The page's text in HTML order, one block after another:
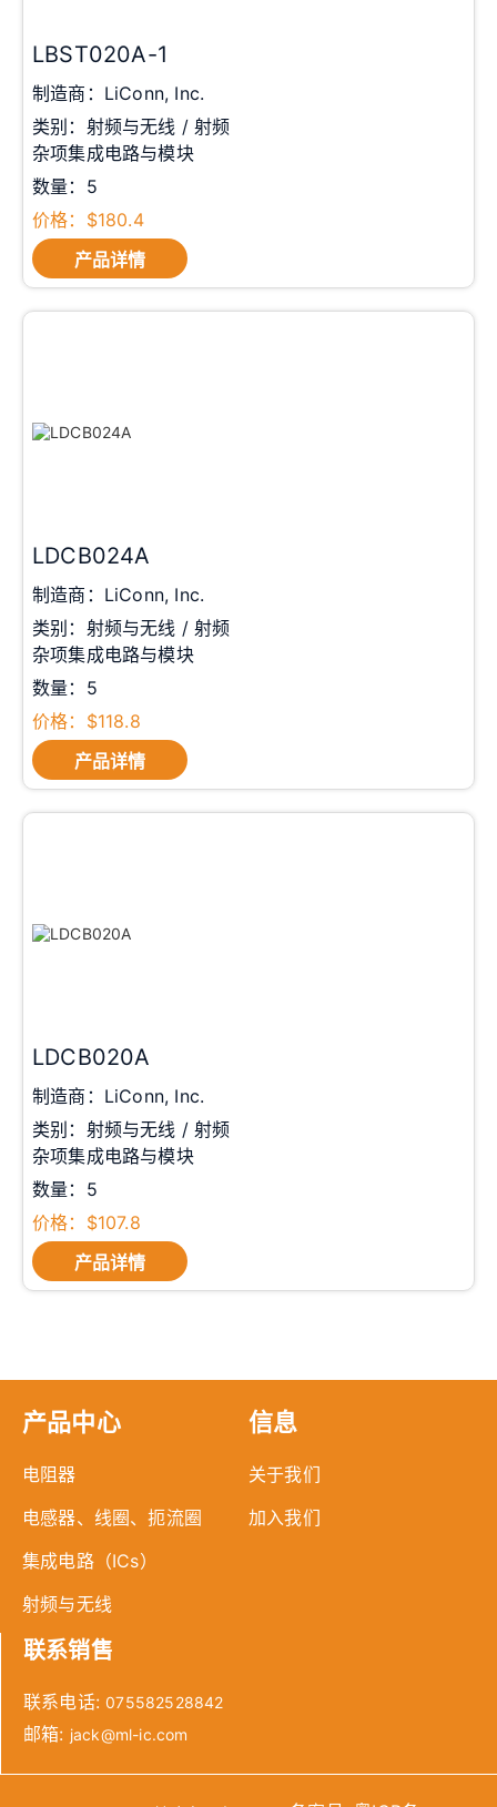
LBST020A-1
制造商：LiConn, Inc.
类别：射频与无线 / 射频
杂项集成电路与模块
数量：5
价格：$180.4
产品详情
LDCB024A
制造商：LiConn, Inc.
类别：射频与无线 / 射频
杂项集成电路与模块
数量：5
价格：$118.8
产品详情
LDCB020A
制造商：LiConn, Inc.
类别：射频与无线 / 射频
杂项集成电路与模块
数量：5
价格：$107.8
产品详情
产品中心
电阻器
电感器、线圈、扼流圈
集成电路（ICs）
射频与无线
信息
关于我们
加入我们
联系销售
联系电话:075582528842
邮箱: jack@ml-ic.com